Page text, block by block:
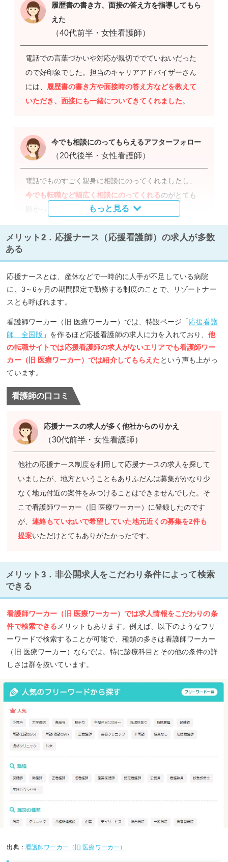
もっと見る
履歴書の書き方、面接の答え方を指導してもら
えた
（40代前半・女性看護師）
電話での言葉づかいや対応が親切ででていねいだった
ので好印象でした。担当のキャリアアドバイザーさん
には、 履歴書の書き方や面接時の答え方などを教えて
いただき、面接にも一緒についてきてくれました。
今でも相談にのってもらえるアフターフォロー
（20代後半・女性看護師）
電話でものすごく親身に相談にのってくれましたし、
今でも転職など幅広く相談にのってくれるのがとても
助かっています。
（30代前半・女性看護師）
サイトに登録したその日に該当エリアの担当者から電
話連絡があり、詳しい条件や要望などを確認してもら
え、条件に合う職場の提案も迅速でした。病院との面
談に同席してもらった際も、細かい雇用条件を代わり
に確認していただいたり、たくさんフォローしていた
だけました。入職後も、提示した雇用条件と実際の勤
務条件に相違がないか、
定期的に連絡をいただいています。
閉じる
メリット2．応援ナース（応援看護師）の求人が多数
ある
応援ナースとは、産休などで一時的に人手が不足している病院
に、3～6ヶ月の期間限定で勤務する制度のことで、リゾートナー
スとも呼ばれます。
看護師ワーカー（旧 医療ワーカー）では、特設ページ「応援看護
師 全国版 」を作るほど応援看護師の求人に力を入れており、他
の転職サイトでは応援看護師の求人がないエリアでも看護師ワー
カー（旧 医療ワーカー）では紹介してもらえた という声も上がっ
ています。
看護師の口コミ
応援ナースの求人が多く他社からのりかえ
（30代前半・女性看護師）
他社の応援ナース制度を利用して応援ナースの求人を探して
いましたが、地方ということもありふだんは募集がかなり少
なく地元付近の案件をみつけることはできませんでした。そ
こで看護師ワーカー（旧 医療ワーカー）に登録したのです
が、 連絡もていねいで希望していた地元近くの募集を2件も
提案いただけとてもありがたかったです。
メリット3．非公開求人をこだわり条件によって検索
できる
看護師ワーカー（旧 医療ワーカー）では求人情報をこだわりの条
件で検索できる メリットもあります。例えば、以下のようなフリ
ーワードで検索することが可能で、種類の多さは看護師ワーカー
（旧 医療ワーカー）ならでは。特に診療科目とその他の条件の詳
しさは群を抜いています。
出典： 看護師ワーカー（旧 医療ワーカー）